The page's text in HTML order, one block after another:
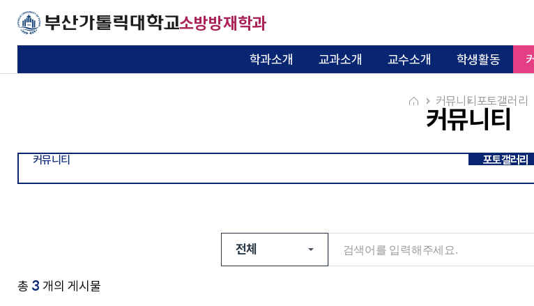
소방방재학과
학과소개
부산가톨릭대학교
찾아오시는 길
교과소개
부산가톨릭대학교
교수소개
부산가톨릭대학교
학생활동
부산가톨릭대학교
부산가톨릭대학교
기본이 충실한 대학
부산가톨릭대학교
커뮤니티
커뮤니티 포토갤러리
커뮤니티 포토갤러리
총 3 개의 게시물